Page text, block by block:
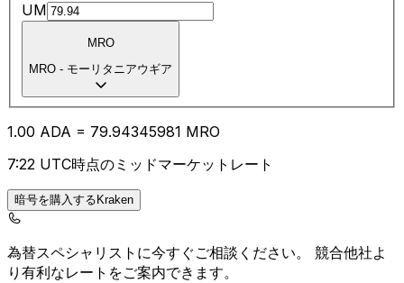
UM
MRO
MRO - モーリタニアウギア
1.00 ADA = 79.94345981 MRO
7:22 UTC時点のミッドマーケットレート
暗号を購入するKraken
為替スペシャリストに今すぐご相談ください。 競合他社よ
り有利なレートをご案内できます。